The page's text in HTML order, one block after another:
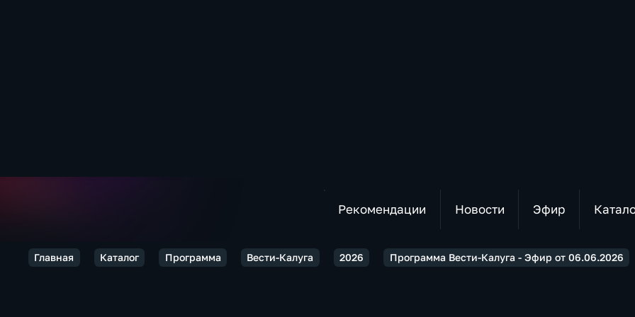
Рекомендации Новости Эфир
Главная Каталог Программа Вести-Калуга 2026 Программа Вести-Калуга - Эфир от 06.06.2026